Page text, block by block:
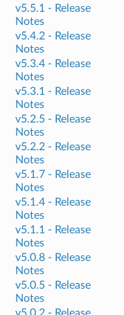
v5.5.1 - Release
Notes
v5.4.2 - Release
Notes
v5.3.4 - Release
Notes
v5.3.1 - Release
Notes
v5.2.5 - Release
Notes
v5.2.2 - Release
Notes
v5.1.7 - Release
Notes
v5.1.4 - Release
Notes
v5.1.1 - Release
Notes
v5.0.8 - Release
Notes
v5.0.5 - Release
Notes